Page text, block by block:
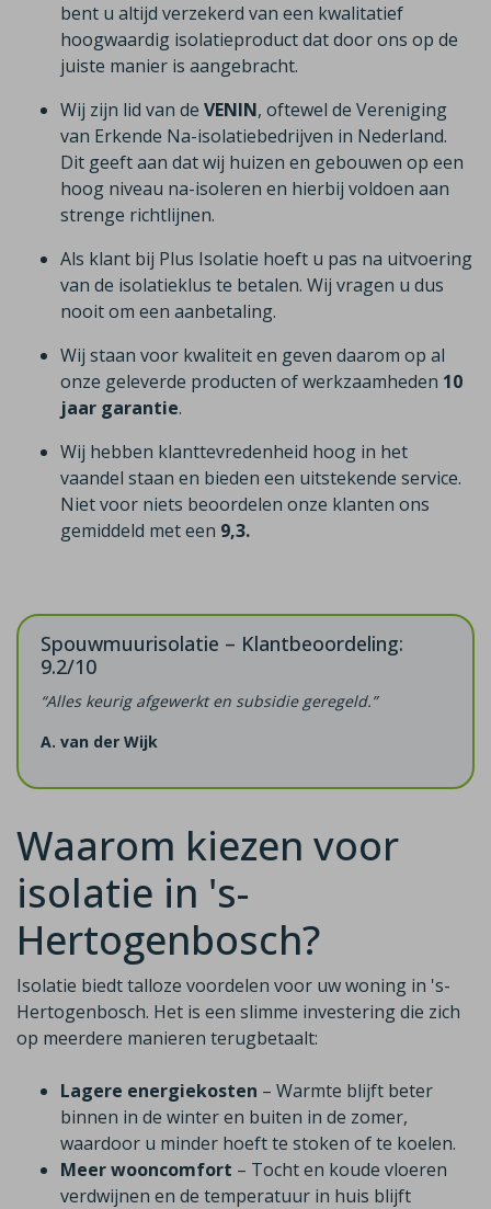
bent u altijd verzekerd van een kwalitatief
hoogwaardig isolatieproduct dat door ons op de
juiste manier is aangebracht.
Wij zijn lid van de VENIN, oftewel de Vereniging
van Erkende Na-isolatiebedrijven in Nederland.
Dit geeft aan dat wij huizen en gebouwen op een
hoog niveau na-isoleren en hierbij voldoen aan
strenge richtlijnen.
Als klant bij Plus Isolatie hoeft u pas na uitvoering
van de isolatieklus te betalen. Wij vragen u dus
nooit om een aanbetaling.
Wij staan voor kwaliteit en geven daarom op al
onze geleverde producten of werkzaamheden 10
jaar garantie.
Wij hebben klanttevredenheid hoog in het
vaandel staan en bieden een uitstekende service.
Niet voor niets beoordelen onze klanten ons
gemiddeld met een 9,3.
Spouwmuurisolatie – Klantbeoordeling:
9.2/10
“Alles keurig afgewerkt en subsidie geregeld.”
A. van der Wijk
Waarom kiezen voor
isolatie in 's-
Hertogenbosch?
Isolatie biedt talloze voordelen voor uw woning in 's-
Hertogenbosch. Het is een slimme investering die zich
op meerdere manieren terugbetaalt:
Lagere energiekosten – Warmte blijft beter
binnen in de winter en buiten in de zomer,
waardoor u minder hoeft te stoken of te koelen.
Meer wooncomfort – Tocht en koude vloeren
verdwijnen en de temperatuur in huis blijft